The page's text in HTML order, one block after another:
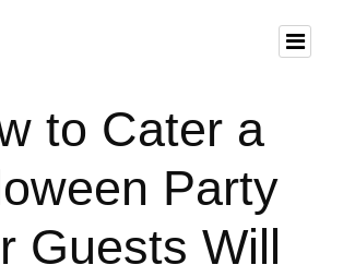
to Cater a
Party
Guests Will